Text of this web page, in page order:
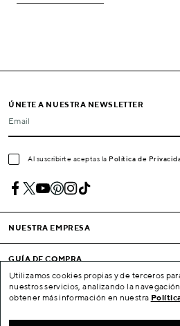
ÚNETE A NUESTRA NEWSLETTER
Email
Al suscribirte aceptas la Política de
NUESTRA EMPRESA
GUÍA DE COMPRA
CONDICIONES Y EMPRESA
SU CUENTA
Utilizamos cookies propias y de terceros
nuestros servicios, analizando la
obtener más información en nuestra